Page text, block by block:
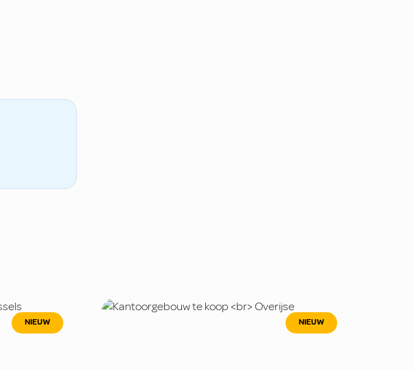
NIEUW NIEUW